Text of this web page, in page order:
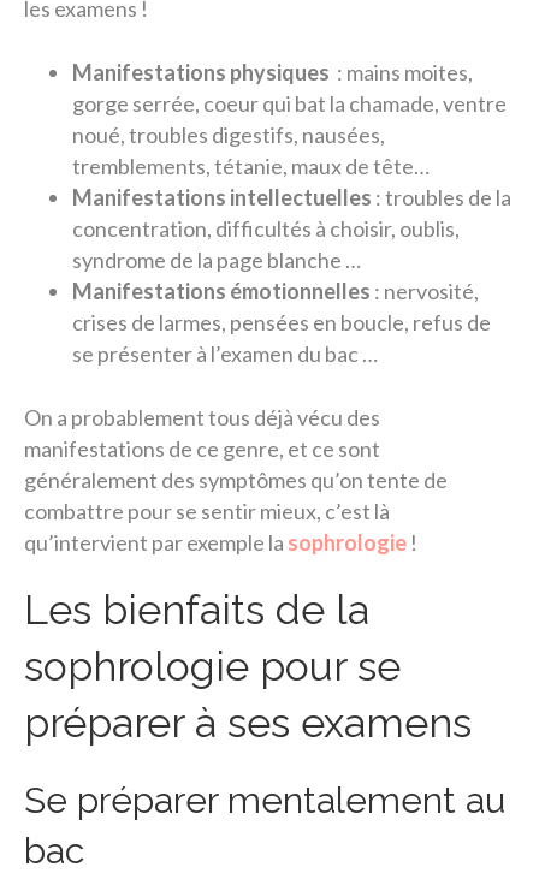
les examens !
Manifestations physiques : mains moites,
gorge serrée, coeur qui bat la chamade, ventre
noué, troubles digestifs, nausées,
tremblements, tétanie, maux de tête…
Manifestations intellectuelles : troubles de la
concentration, difficultés à choisir, oublis,
syndrome de la page blanche …
Manifestations émotionnelles : nervosité,
crises de larmes, pensées en boucle, refus de
se présenter à l’examen du bac …
On a probablement tous déjà vécu des
manifestations de ce genre, et ce sont
généralement des symptômes qu’on tente de
combattre pour se sentir mieux, c’est là
qu’intervient par exemple la sophrologie !
Les bienfaits de la
sophrologie pour se
préparer à ses examens
Se préparer mentalement au
bac